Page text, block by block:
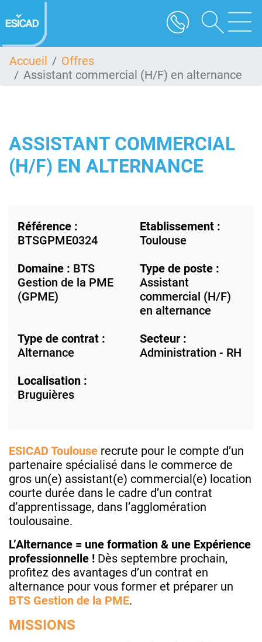
au
contenu
Accueil
Offres
Assistant commercial (H/F) en alternance
ASSISTANT COMMERCIAL
(H/F) EN ALTERNANCE
Référence :
BTSGPME0324
Etablissement :
Toulouse
Domaine : BTS
Gestion de la PME
(GPME)
Type de poste :
Assistant
commercial (H/F)
en alternance
Type de contrat :
Alternance
Secteur :
Administration - RH
Localisation :
Bruguières
ESICAD Toulouse recrute pour le compte d’un
partenaire spécialisé dans le commerce de
gros un(e) assistant(e) commercial(e) location
courte durée dans le cadre d’un contrat
d’apprentissage, dans l’agglomération
toulousaine.
L’Alternance = une formation & une Expérience
professionnelle ! Dès septembre prochain,
profitez des avantages d’un contrat en
alternance pour vous former et préparer un
BTS Gestion de la PME.
MISSIONS